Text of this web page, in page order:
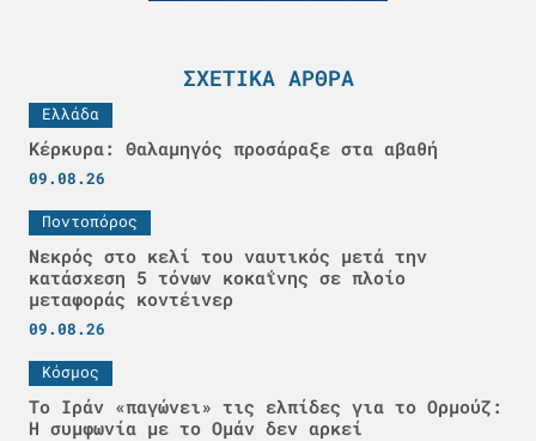
ΣΧΕΤΙΚΆ ΆΡΘΡΑ
Ελλάδα
Κέρκυρα: Θαλαμηγός προσάραξε στα αβαθή
09.08.26
Ποντοπόρος
Νεκρός στο κελί του ναυτικός μετά την
κατάσχεση 5 τόνων κοκαΐνης σε πλοίο
μεταφοράς κοντέινερ
09.08.26
Κόσμος
Το Ιράν «παγώνει» τις ελπίδες για το Ορμούζ:
Η συμφωνία με το Ομάν δεν αρκεί